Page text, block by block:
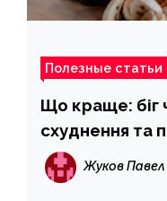
Полезные статьи
Що краще: біг
схуднення та
Жуков Павел